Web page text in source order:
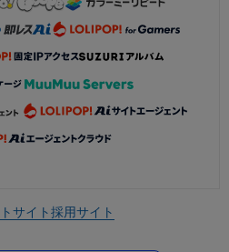
サイト採用サイト